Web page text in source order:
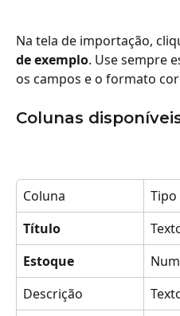
Na tela de importação,
de exemplo. Use sempre
os campos e o formato
Colunas
Coluna Tipo
Título
Estoque
Descrição